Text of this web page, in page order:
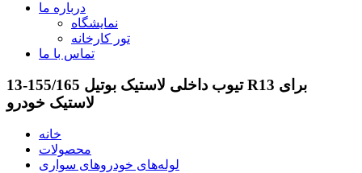
درباره ما
نمایشگاه
تور کارخانه
تماس با ما
تیوب داخلی لاستیک بوتیل 155/165-13 R13 برای
لاستیک خودرو
خانه
محصولات
لوله‌های خودروهای سواری